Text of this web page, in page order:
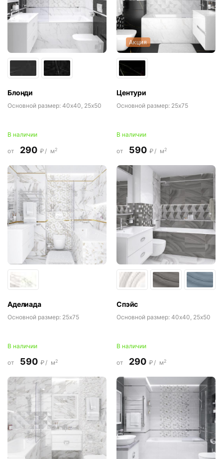
Блонди
Основной размер: 40x40, 25x50
В наличии
от 290 ₽/ м2
Акция
Центури
Основной размер: 25x75
В наличии
от 590 ₽/ м2
Аделиада
Основной размер: 25x75
В наличии
от 590 ₽/ м2
Спэйс
Основной размер: 40x40, 25x50
В наличии
от 290 ₽/ м2